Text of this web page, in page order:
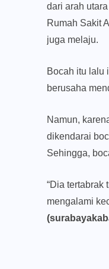
dari arah
Rumah Sakit
juga melaju.
Bocah itu lalu
berusaha
Namun,
dikendarai
Sehingga,
“Dia tertabrak
mengalami